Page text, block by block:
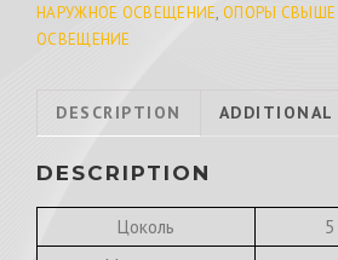
НАРУЖНОЕ ОСВЕЩЕНИЕ, ОПОРЫ СВЫШЕ
ОСВЕЩЕНИЕ
DESCRIPTION
DESCRIPTION
Цоколь